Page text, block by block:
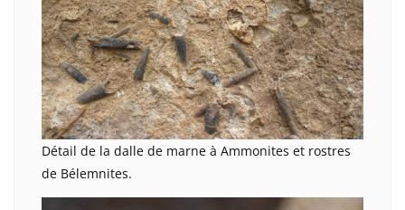
Détail de la dalle de marne à Ammonites et rostres
de Bélemnites.